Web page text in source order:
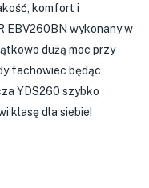
komfort i
EBV260BN wykonany w
dużą moc przy
fachowiec będąc
YDS260 szybko
klasę dla siebie!